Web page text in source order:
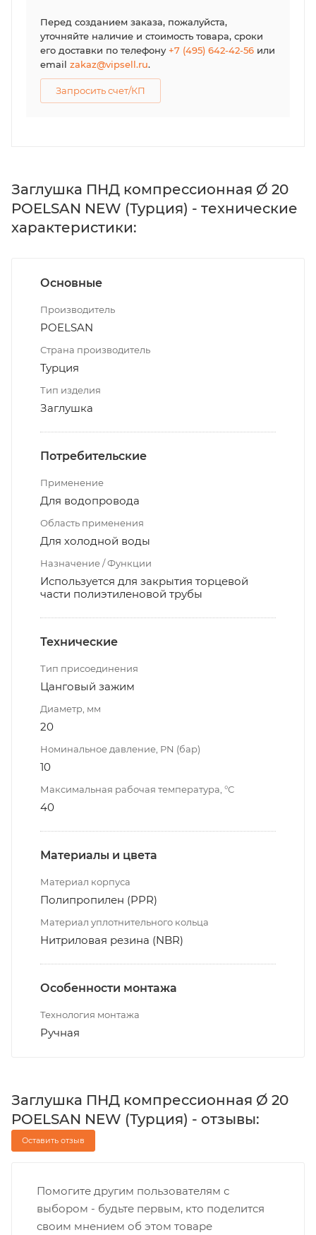
Перед созданием заказа, пожалуйста,
уточняйте наличие и стоимость товара, сроки
его доставки по телефону+7 (495) 642-42-56 или
email zakaz@vipsell.ru.
Запросить счет/КП
Заглушка ПНД компрессионная Ø 20
POELSAN NEW (Турция) - технические
характеристики:
Основные
Производитель
POELSAN
Страна производитель
Турция
Тип изделия
Заглушка
Потребительские
Применение
Для водопровода
Область применения
Для холодной воды
Назначение / Функции
Используется для закрытия торцевой
части полиэтиленовой трубы
Технические
Тип присоединения
Цанговый зажим
Диаметр, мм
20
Номинальное давление, PN (бар)
10
Максимальная рабочая температура, °С
40
Материалы и цвета
Материал корпуса
Полипропилен (PPR)
Материал уплотнительного кольца
Нитриловая резина (NBR)
Особенности монтажа
Технология монтажа
Ручная
Заглушка ПНД компрессионная Ø 20
POELSAN NEW (Турция) - отзывы:
Оставить отзыв
Помогите другим пользователям с
выбором - будьте первым, кто поделится
своим мнением об этом товаре